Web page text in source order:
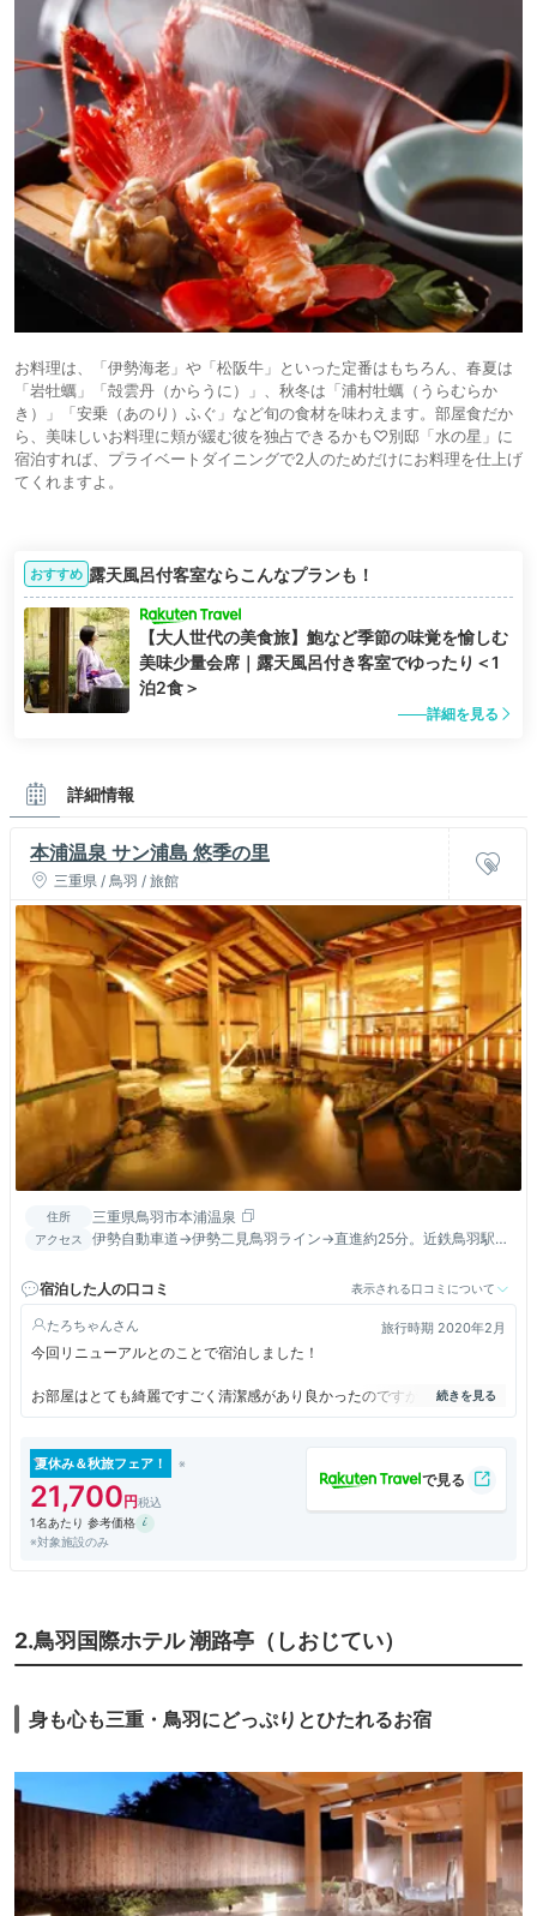
お料理は、「伊勢海老」や「松阪牛」といった定番はもちろん、春夏は
「岩牡蠣」「殻雲丹（からうに）」、秋冬は「浦村牡蠣（うらむらか
き）」「安乗（あのり）ふぐ」など旬の食材を味わえます。部屋食だか
ら、美味しいお料理に頬が緩む彼を独占できるかも♡別邸「水の星」に
宿泊すれば、プライベートダイニングで2人のためだけにお料理を仕上げ
てくれますよ。
おすすめ 露天風呂付客室ならこんなプランも！
【大人世代の美食旅】鮑など季節の味覚を愉しむ
美味少量会席｜露天風呂付き客室でゆったり＜1
泊2食＞
詳細を見る
詳細情報
本浦温泉 サン浦島 悠季の里
三重県 / 鳥羽 / 旅館
住所 三重県鳥羽市本浦温泉
アクセス
伊勢自動車道→伊勢二見鳥羽ライン→直進約25分。近鉄鳥羽駅1
宿泊した人の口コミ
表示される口コミについて
たろちゃん 旅行時期 2020年2月
今回リニューアルとのことで宿泊しました！
お部屋はとても綺麗ですごく清潔感があり良かったのですが、
温泉が外にでて１分ぐらいは歩くので冬の２月の寒さで歩くのは結構きつ
お風呂で温まっても体が冷めてしまうので行くのにちょっと躊躇してしま
いました。
食事は伊勢海老と牡蠣料理、河豚が２回ずつ出てきたので、
種類としては多く感じましたが仕入れがこの３つしかないのかなと思って
仲居さんが一人一組専任でつくので夕食、朝食の配膳、部屋の説明、
帰りの見送りまで担当制なのはすごく安心できましたしその点は高評価で
夏休み＆秋旅フェア！
21,700
1名あたり 参考価格
※対象施設のみ
2.鳥羽国際ホテル 潮路亭（しおじてい）
身も心も三重・鳥羽にどっぷりとひたれるお宿